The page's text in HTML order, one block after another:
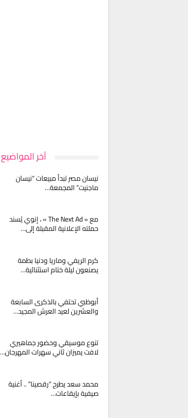
آخر المواضيع
نيسان مصر تبدأ مبيعات “نيسان
ماجنيت” المجمعة…
مع « The Next Ad » ، إنوي يُسند
حملته الإعلانية المقبلة إلى…
كرم الريفي وماريا ودنيا بطمة
يصنعون ليلة ختام استثنائية…
أبوظبي تحتفي بالذكرى السابعة
والعشرين لعيد العرش المجيد…
تنوع موسيقي وحضور جماهيري
لافت يميزان ثاني سهرات المهرجان…
محمد سعد يطرح “رقصينا” .. أغنية
صيفية بإيقاعات…